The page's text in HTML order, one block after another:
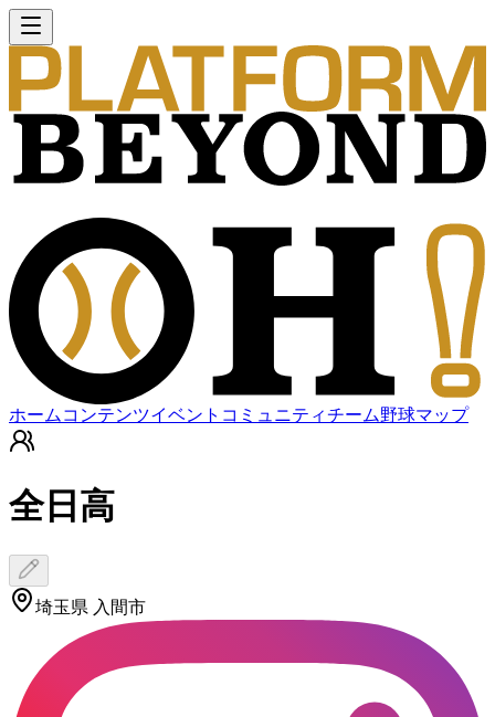
ホーム コンテンツイベント コミュニティチーム野球マップ
全日高
埼玉県 入間市